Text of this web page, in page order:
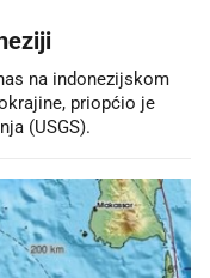
na indonezijskom
priopćio je
(USGS).